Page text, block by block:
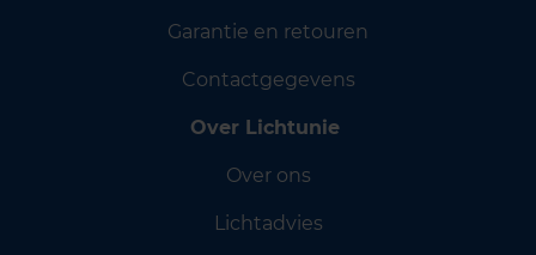
Garantie en retouren
Contactgegevens
Over Lichtunie
Over ons
Lichtadvies